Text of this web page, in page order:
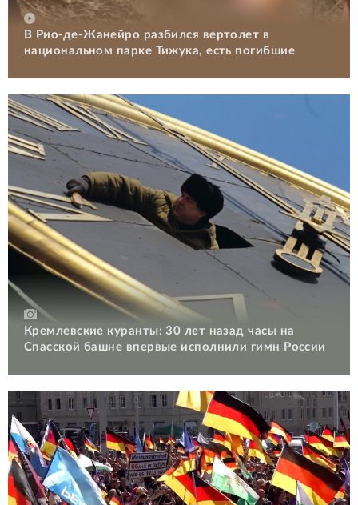
В Рио-де-Жанейро разбился вертолет в
национальном парке Тижука, есть погибшие
Кремлевские куранты: 30 лет назад часы на
Спасской башне впервые исполнили гимн России